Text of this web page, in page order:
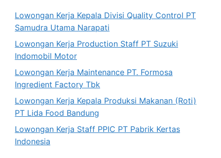
Lowongan Kerja Kepala Divisi Quality Control PT
Samudra Utama Narapati
Lowongan Kerja Production Staff PT Suzuki
Indomobil Motor
Lowongan Kerja Maintenance PT. Formosa
Ingredient Factory Tbk
Lowongan Kerja Kepala Produksi Makanan (Roti)
PT Lida Food Bandung
Lowongan Kerja Staff PPIC PT Pabrik Kertas
Indonesia